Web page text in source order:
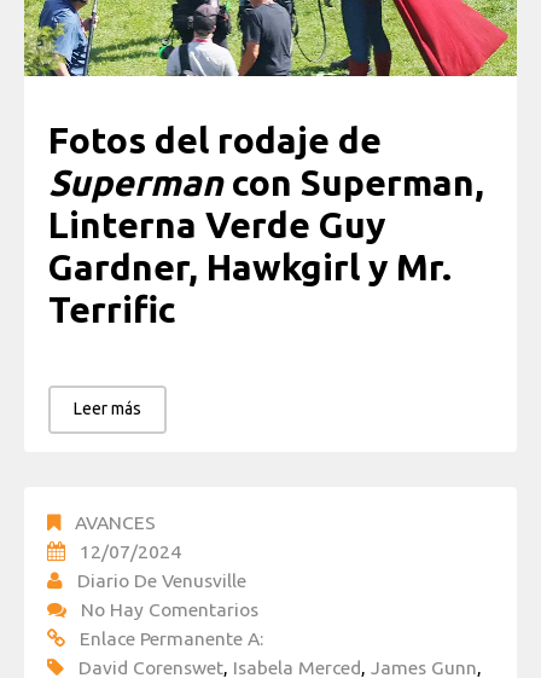
Fotos del rodaje de
Supermancon Superman,
Linterna Verde Guy
Gardner, Hawkgirl y Mr.
Terrific
Leer más
AVANCES
12/07/2024
Diario De Venusville
No Hay Comentarios
Enlace Permanente A:
David Corenswet, Isabela Merced, James Gunn,